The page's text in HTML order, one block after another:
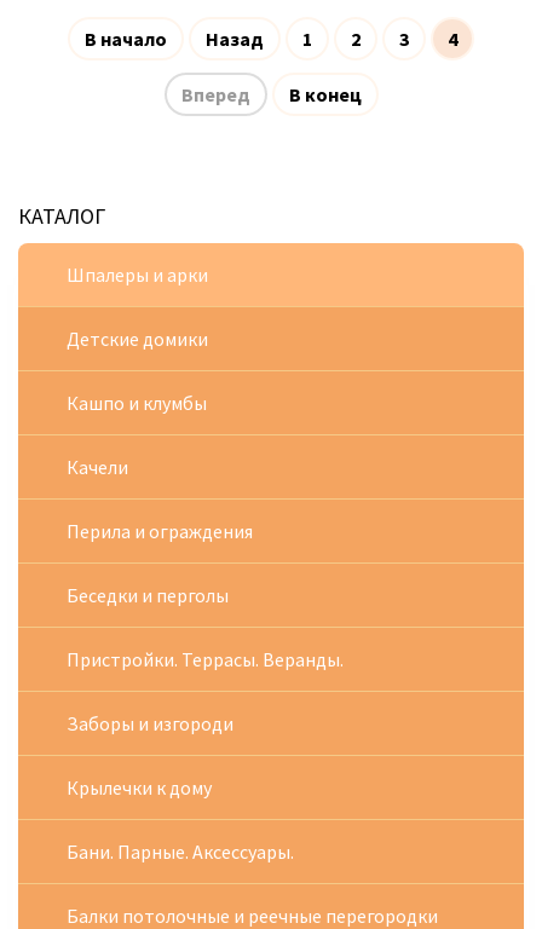
В начало Назад 1 2 3 4
Вперед В конец
КАТАЛОГ
Шпалеры и арки
Детские домики
Кашпо и клумбы
Качели
Перила и ограждения
Беседки и перголы
Пристройки. Террасы. Веранды.
Заборы и изгороди
Крылечки к дому
Бани. Парные. Аксессуары.
Балки потолочные и реечные перегородки